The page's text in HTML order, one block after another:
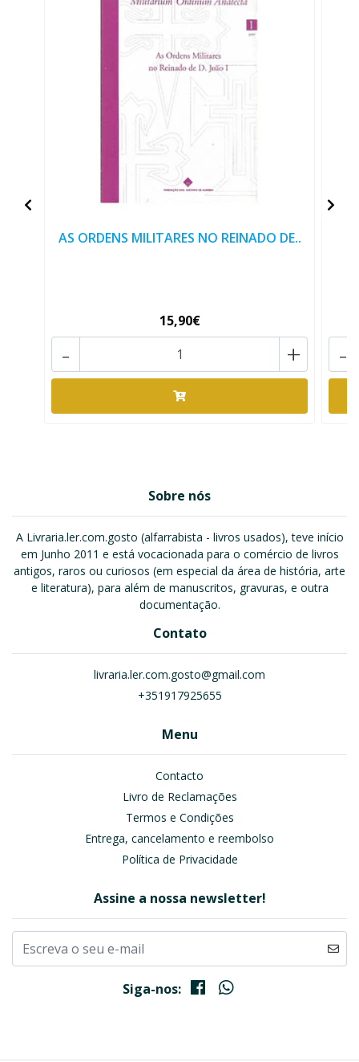
AS ORDENS MILITARES NO REINADO DE..
15,90€
+
- -
Sobre nós
A Livraria.ler.com.gosto (alfarrabista - livros usados), teve início
em Junho 2011 e está vocacionada para o comércio de livros
antigos, raros ou curiosos (em especial da área de história, arte
e literatura), para além de manuscritos, gravuras, e outra
documentação.
Contato
livraria.ler.com.gosto@gmail.com
+351917925655
Menu
Contacto
Livro de Reclamações
Termos e Condições
Entrega, cancelamento e reembolso
Política de Privacidade
Assine a nossa newsletter!
Siga-nos: